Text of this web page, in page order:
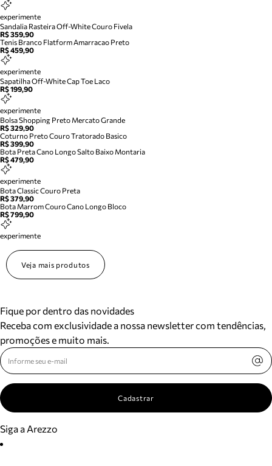
experimente
Sandalia Rasteira Off-White Couro Fivela
R$ 359,90
Tenis Branco Flatform Amarracao Preto
R$ 459,90
experimente
Sapatilha Off-White Cap Toe Laco
R$ 199,90
experimente
Bolsa Shopping Preto Mercato Grande
R$ 329,90
Coturno Preto Couro Tratorado Basico
R$ 399,90
Bota Preta Cano Longo Salto Baixo Montaria
R$ 479,90
experimente
Bota Classic Couro Preta
R$ 379,90
Bota Marrom Couro Cano Longo Bloco
R$ 799,90
experimente
Veja mais produtos
Fique por dentro das novidades
Receba com exclusividade a nossa newsletter com tendências,
promoções e muito mais.
Cadastrar
Siga a Arezzo